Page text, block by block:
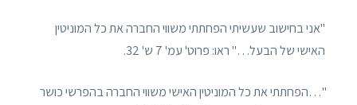
"אני בחישוב שעשיתי הפחתתי משווי החברה את כל המוניטין
האישי של הבעל…" ראו: פרוט' עמ' 7 ש' 32.
"…הפחתתי את כל המוניטין האישי משווי החברה בהפרשי כושר